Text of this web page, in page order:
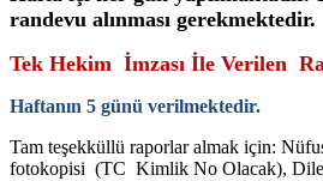
randevu alınması gerekmektedir.
Tek Hekim İmzası İle Verilen
Haftanın 5 günü verilmektedir.
Tam teşekküllü raporlar almak için:
fotokopisi (TC Kimlik No Olacak),